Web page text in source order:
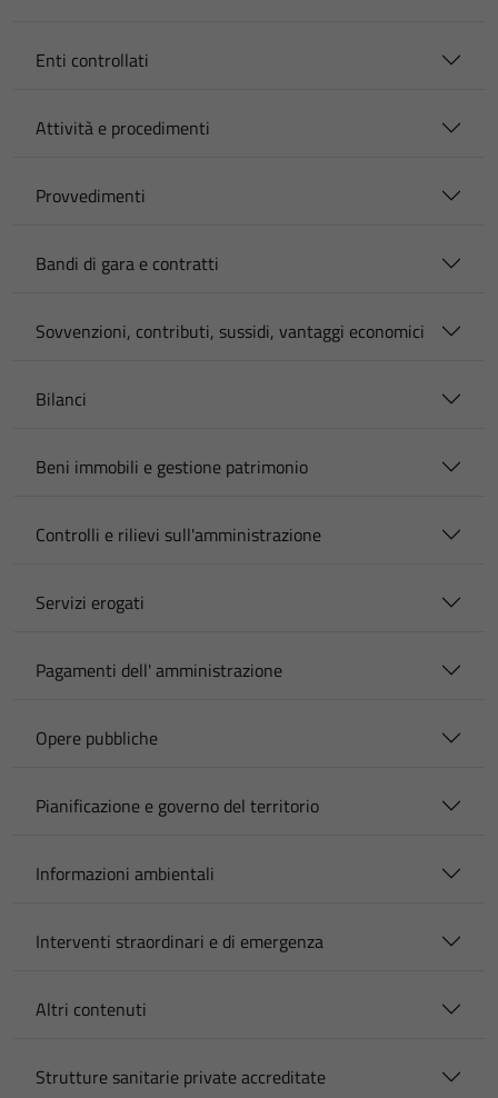
Enti controllati
Attività e procedimenti
Provvedimenti
Bandi di gara e contratti
Sovvenzioni, contributi, sussidi, vantaggi economici
Bilanci
Beni immobili e gestione patrimonio
Controlli e rilievi sull'amministrazione
Servizi erogati
Pagamenti dell' amministrazione
Opere pubbliche
Pianificazione e governo del territorio
Informazioni ambientali
Interventi straordinari e di emergenza
Altri contenuti
Strutture sanitarie private accreditate